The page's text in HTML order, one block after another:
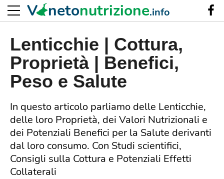
Lenticchie | Cottura,
Proprietà | Benefici,
Peso e Salute
In questo articolo parliamo delle Lenticchie,
delle loro Proprietà, dei Valori Nutrizionali e
dei Potenziali Benefici per la Salute derivanti
dal loro consumo. Con Studi scientifici,
Consigli sulla Cottura e Potenziali Effetti
Collaterali
V netonutrizione.info